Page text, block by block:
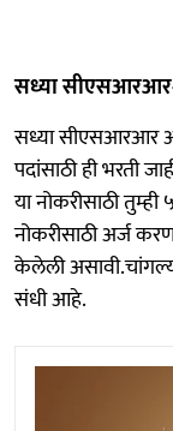
सध्या सीएसआरआर-
सध्या सीएसआरआर
पदांसाठी ही भरती
या नोकरीसाठी
नोकरीसाठी अर्ज
केलेली
संधी आहे.